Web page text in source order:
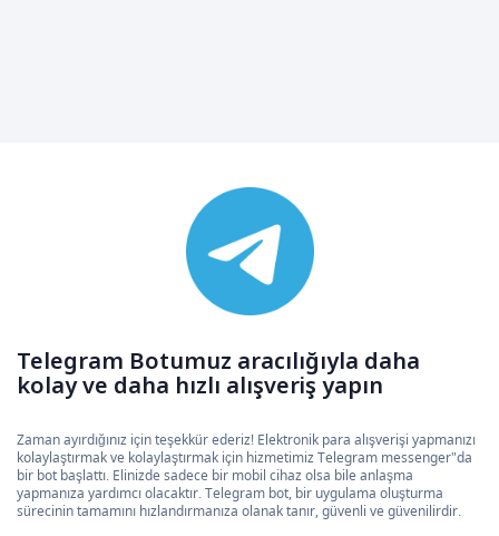
Telegram Botumuz aracılığıyla daha
kolay ve daha hızlı alışveriş yapın
Zaman ayırdığınız için teşekkür ederiz! Elektronik para alışverişi yapmanızı
kolaylaştırmak ve kolaylaştırmak için hizmetimiz Telegram messenger"da
bir bot başlattı. Elinizde sadece bir mobil cihaz olsa bile anlaşma
yapmanıza yardımcı olacaktır. Telegram bot, bir uygulama oluşturma
sürecinin tamamını hızlandırmanıza olanak tanır, güvenli ve güvenilirdir.